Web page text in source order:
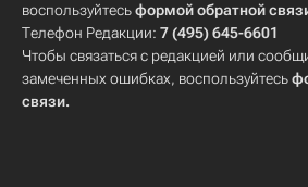
воспользуйтесьформой обратной
Телефон Редакции: 7 (495) 645-6601
Чтобы связаться с редакцией или
замеченных ошибках, воспользуйтесь
связи.